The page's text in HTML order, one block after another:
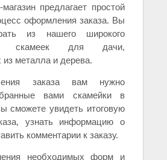
предлагает простой
оформления заказа. Вы
из нашего широкого
скамеек для дачи,
из металла и дерева.
заказа вам нужно
вами скамейки в
сможете увидеть итоговую
узнать информацию о
комментарии к заказу.
необходимых форм и